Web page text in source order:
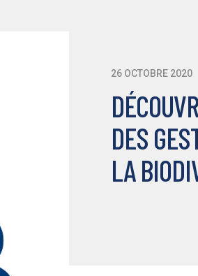
26 OCTOBRE 2020
DES
LA